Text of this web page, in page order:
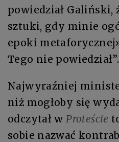
powiedział Galiński,
sztuki, gdy minie
epoki
Tego nie powiedział”.
Najwyraźniej
niż mogłoby się
odczytał wProteście
sobie nazwać